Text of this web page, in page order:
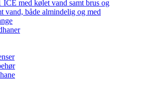
ICE med kølet vand samt brus og
vand, både almindelig og med